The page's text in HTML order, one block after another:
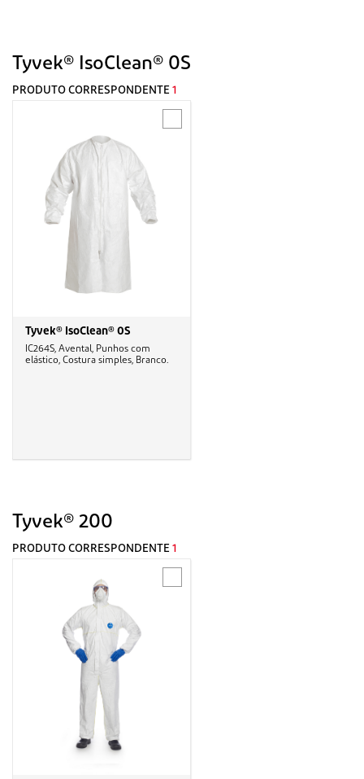
Tyvek® IsoClean® 0S
PRODUTO CORRESPONDENTE 1
Tyvek® IsoClean® 0S
IC264S, Avental, Punhos com
elástico, Costura simples, Branco.
Tyvek® 200
PRODUTO CORRESPONDENTE 1